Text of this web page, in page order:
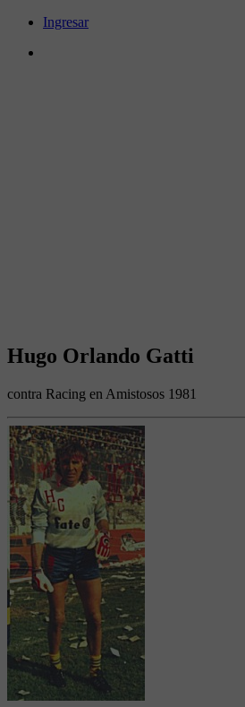
Ingresar
Hugo Orlando Gatti
contra Racing en Amistosos 1981